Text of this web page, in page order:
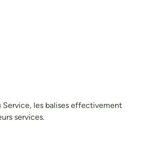
Service, les balises effectivement
services.